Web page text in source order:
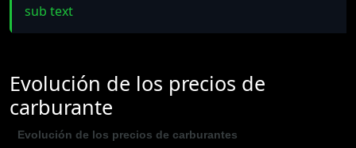
sub text
Evolución de los precios de
carburante
Evolución de los precios de carburantes